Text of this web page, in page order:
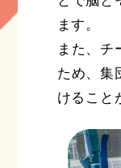
ます。
また、チ
ため、集
けること